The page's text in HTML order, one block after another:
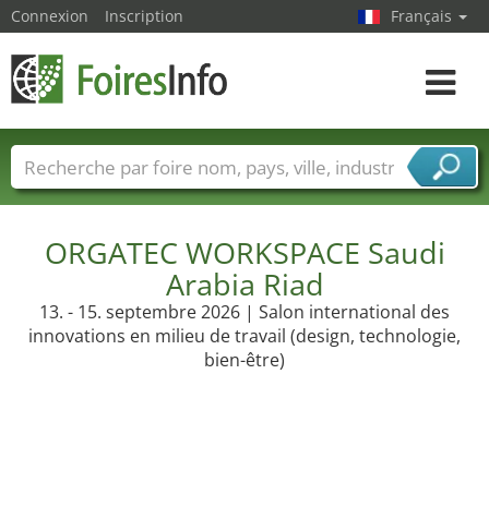
ORGATEC WORKSPACE Saudi
Arabia Riad
13. - 15. septembre 2026 | Salon international des
innovations en milieu de travail (design, technologie,
bien-être)
Connexion Inscription Français
Toggle
Foire noms Pays Villes
Secteurs de foire